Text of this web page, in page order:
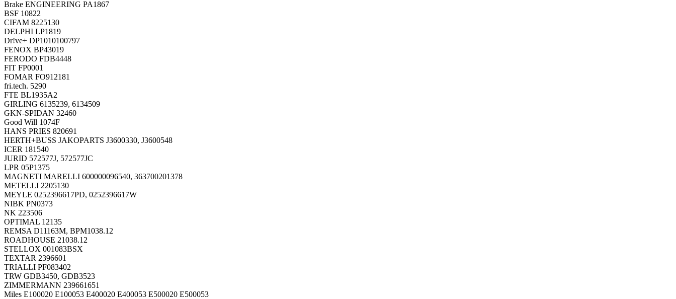
Brake ENGINEERING PA1867
BSF 10822
CIFAM 8225130
DELPHI LP1819
Dr!ve+ DP1010100797
FENOX BP43019
FERODO FDB4448
FIT FP0001
FOMAR FO912181
fri.tech. 5290
FTE BL1935A2
GIRLING 6135239, 6134509
GKN-SPIDAN 32460
Good Will 1074F
HANS PRIES 820691
HERTH+BUSS JAKOPARTS J3600330, J3600548
ICER 181540
JURID 572577J, 572577JC
LPR 05P1375
MAGNETI MARELLI 600000096540, 363700201378
METELLI 2205130
MEYLE 0252396617PD, 0252396617W
NIBK PN0373
NK 223506
OPTIMAL 12135
REMSA D11163M, BPM1038.12
ROADHOUSE 21038.12
STELLOX 001083BSX
TEXTAR 2396601
TRIALLI PF083402
TRW GDB3450, GDB3523
ZIMMERMANN 239661651
Miles E100020 E100053 E400020 E400053 E500020 E500053